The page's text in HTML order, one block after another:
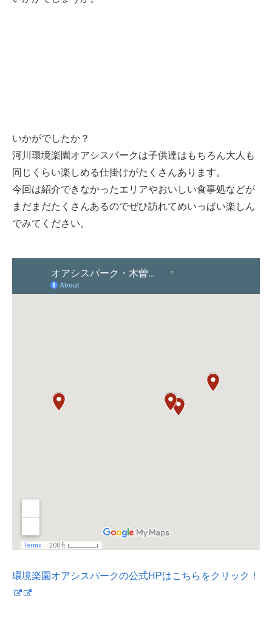
いかがでしたか？
河川環境楽園オアシスパークは子供達はもちろん大人も
同じくらい楽しめる仕掛けがたくさんあります。
今回は紹介できなかったエリアやおいしい食事処などが
まだまだたくさんあるのでぜひ訪れてめいっぱい楽しん
でみてください。
環境楽園オアシスパークの公式HPはこちらをクリック！